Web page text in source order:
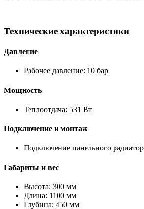
Технические характеристики
Давление
Рабочее давление: 10 бар
Мощность
Теплоотдача: 531 Вт
Подключение и монтаж
Подключение панельного
Габариты и вес
Высота: 300 мм
Длина: 1100 мм
Глубина: 450 мм